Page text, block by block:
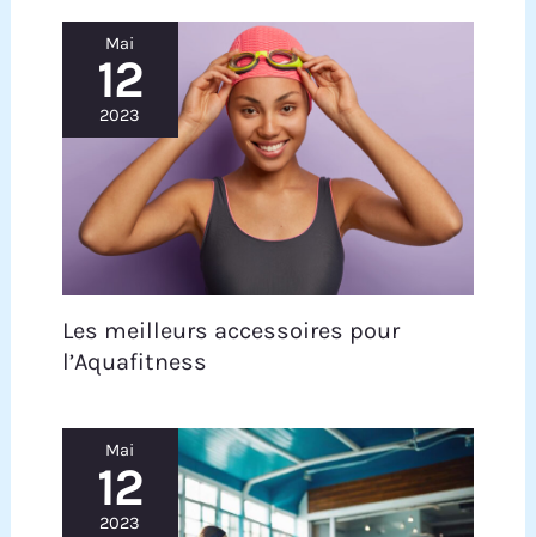
amélioration de l'équilibre : idéal pour tous les
niveaux de condition physique, ce sac
d'entraînement favorise la croissance musculaire
et améliore l'équilibre. Que vous soyez débutant
ou professionnel, c'est un must pour un
entraînement aquatique efficace. Outil d'exercice
multifonctionnel : équipé de doubles poignées
avec coutures renforcées et joints hermétiques, il
est parfait pour l'haltérophilie, l'entraînement en
force et divers exercices tels que les foulées et les
curls. Une option polyvalente pour les
entraînements complets.
Mai
12
2023
Les meilleurs accessoires pour
l’Aquafitness
Mai
12
2023